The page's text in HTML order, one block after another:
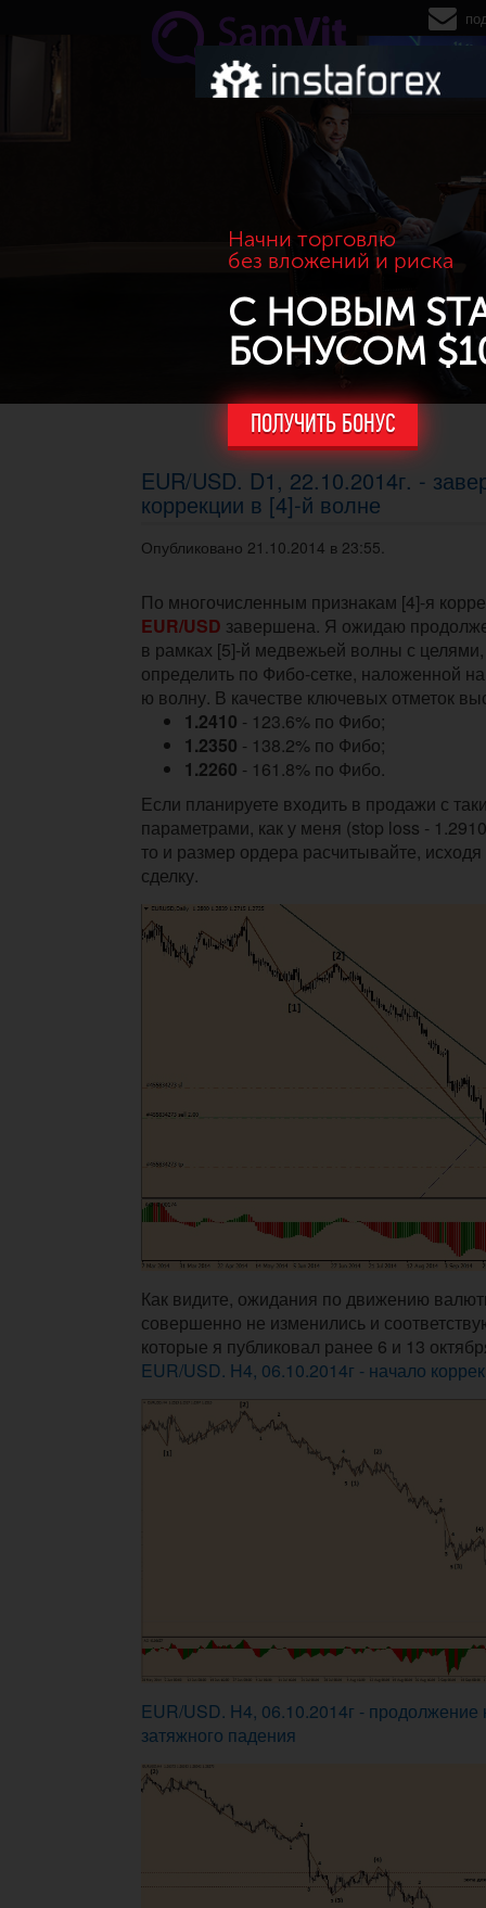
Перейти к основному содержанию
Начни торговлю
без вложений и риска
С НОВЫМ
БОНУСОМ
ПОЛУЧИТЬ БОНУС
EUR/USD. D1, 22.10.2014г. -
коррекции в [4]-й волне
Опубликовано 21.10.2014 в 23:55.
По многочисленным признакам [4]-я
EUR/USD завершена. Я ожидаю
в рамках [5]-й медвежьей волны с
определить по Фибо-сетке, наложенной
ю волну. В качестве ключевых отметок
1.2410 - 123.6% по Фибо;
1.2350 - 138.2% по Фибо;
1.2260 - 161.8% по Фибо.
Если планируете входить в продажи с
параметрами, как у меня (stop loss -
то и размер ордера расчитывайте,
сделку.
Как видите, ожидания по движению
совершенно не изменились и
которые я публиковал ранее 6 и 13
EUR/USD. H4, 06.10.2014г - начало
EUR/USD. H4, 06.10.2014г - продолжение
затяжного падения